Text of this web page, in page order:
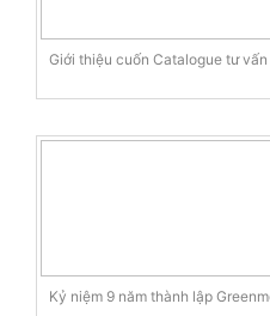
Giới thiệu cuốn Catalogue tư
Kỷ niệm 9 năm thành lập